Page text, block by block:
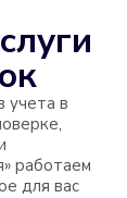
учета в
работаем
для вас